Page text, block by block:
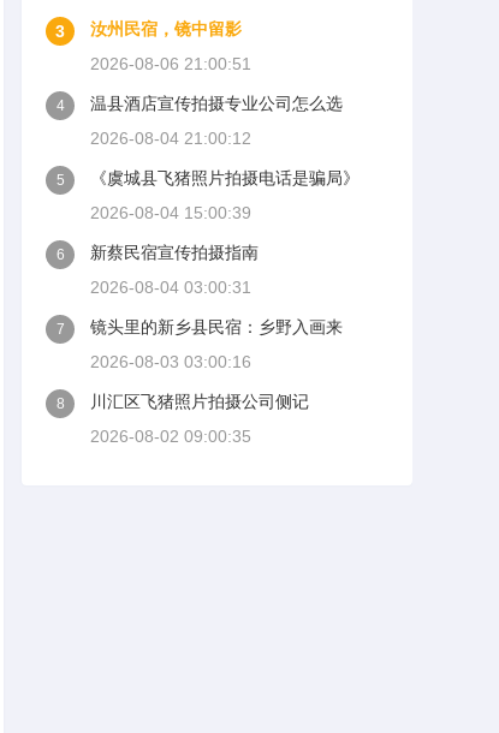
3
汝州民宿，镜中留影
2026-08-06 21:00:51
4
温县酒店宣传拍摄专业公司怎么选
2026-08-04 21:00:12
5
《虞城县飞猪照片拍摄电话是骗局》
2026-08-04 15:00:39
6
新蔡民宿宣传拍摄指南
2026-08-04 03:00:31
7
镜头里的新乡县民宿：乡野入画来
2026-08-03 03:00:16
8
川汇区飞猪照片拍摄公司侧记
2026-08-02 09:00:35